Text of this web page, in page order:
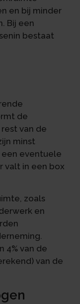
en bij minder
Bij een
bestaat
de
van de
minst
eventuele
valt in een box
zoals
en
4% van de
van de